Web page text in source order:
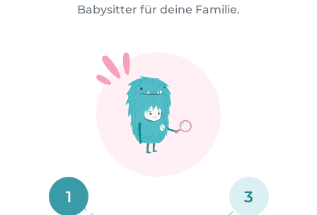
Babysitter für deine Familie.
1 3